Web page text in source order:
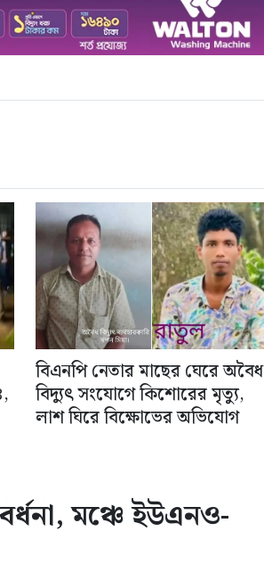
বিএনপি নেতার মাছের ঘেরে অবৈধ
বিদ্যুৎ সংযোগে কিশোরের মৃত্যু,
লাশ ঘিরে বিক্ষোভের অভিযোগ
মঞ্চে ইউএনও-